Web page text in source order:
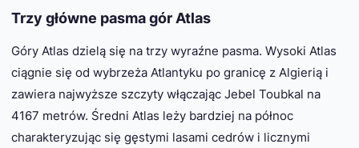
Trzy główne pasma gór Atlas
Góry Atlas dzielą się na trzy wyraźne pasma. Wysoki Atlas
ciągnie się od wybrzeża Atlantyku po granicę z Algierią i
zawiera najwyższe szczyty włączając Jebel Toubkal na
4167 metrów. Średni Atlas leży bardziej na północ
charakteryzując się gęstymi lasami cedrów i licznymi